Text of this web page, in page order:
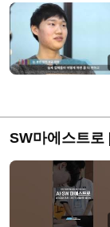
SW마에스트로